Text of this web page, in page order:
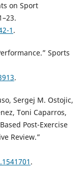
on Sport
1 .
Sports
.
Sergej M. Ostojic,
Toni Caparros,
Post-Exercise
Review.”
.